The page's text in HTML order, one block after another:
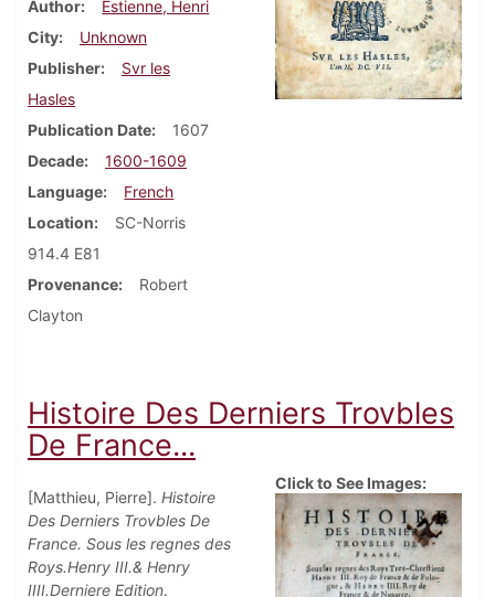
Author
Estienne, Henri
City
Unknown
Publisher
Svr les
Hasles
Publication Date
1607
Decade
1600-1609
Language
French
Location
SC-Norris
914.4 E81
Provenance
Robert
Clayton
Histoire Des Derniers Trovbles
De France...
[Matthieu, Pierre]. Histoire
Des Derniers Trovbles De
France. Sous les regnes des
Roys.Henry III.& Henry
IIII.Derniere Edition.
Click to See Images: